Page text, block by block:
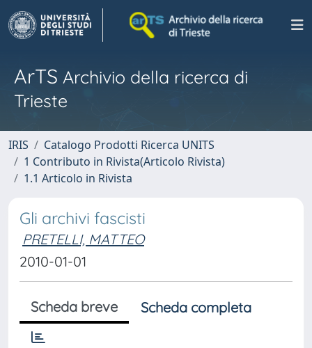
ArTS Archivio della ricerca di
Trieste
IRIS
Catalogo Prodotti Ricerca UNITS
1 Contributo in Rivista(Articolo Rivista)
1.1 Articolo in Rivista
Gli archivi fascisti
PRETELLI, MATTEO
2010-01-01
Scheda breve Scheda completa